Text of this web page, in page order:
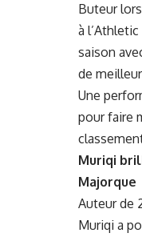
Buteur
à
saison
de
Une
pour faire
Muriqi
Majorque
Auteur de
Muriqi a